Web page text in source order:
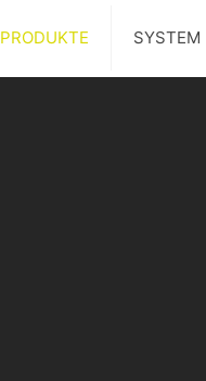
PRODUKTE SYSTEM